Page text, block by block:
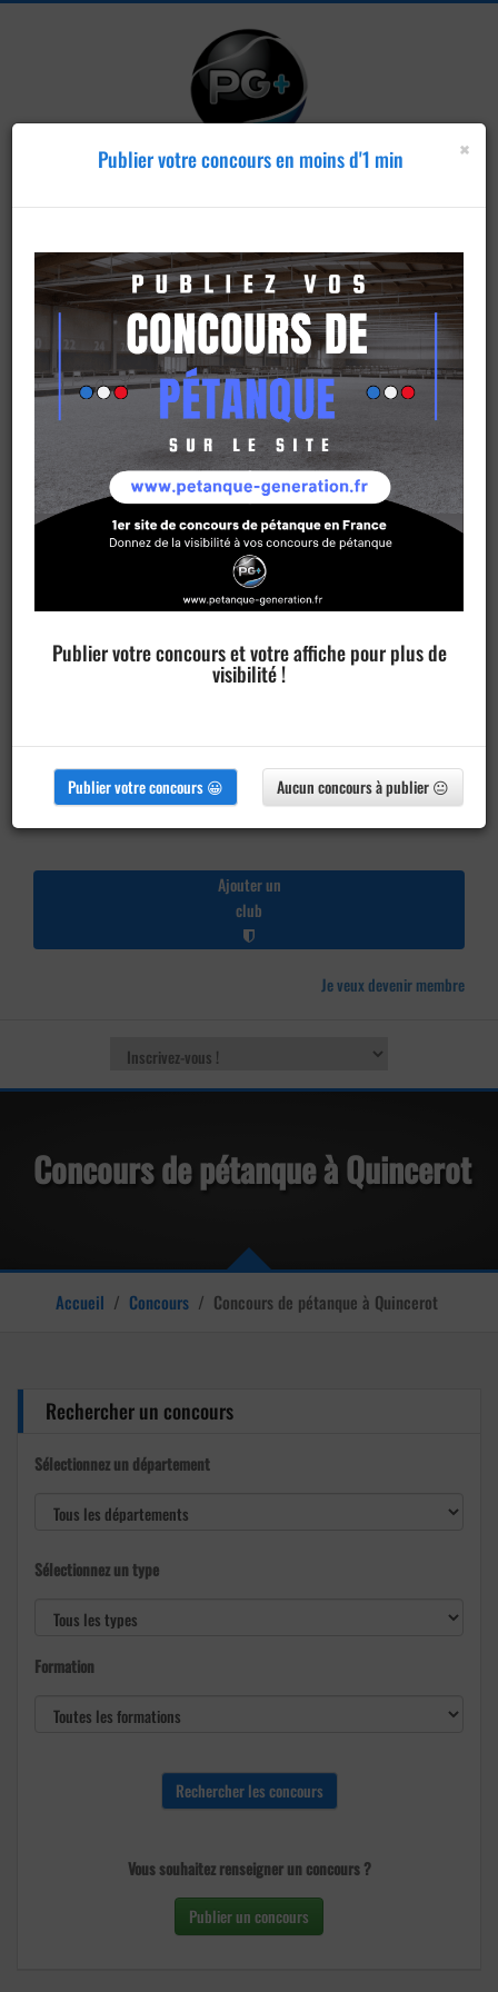
Publier un
concours
Ajouter un
club
Je veux devenir membre
Concours de pétanque à Quincerot
Accueil / Concours / Concours de pétanque à Quincerot
Rechercher un concours
Sélectionnez un département
Sélectionnez un type
Formation
Vous souhaitez renseigner un concours ?
Publier un concours
×
Publier votre concours en moins d'1 min
Publier votre concours et votre affiche pour plus de
visibilité !
Publier votre concours 😀 Aucun concours à publier 😐